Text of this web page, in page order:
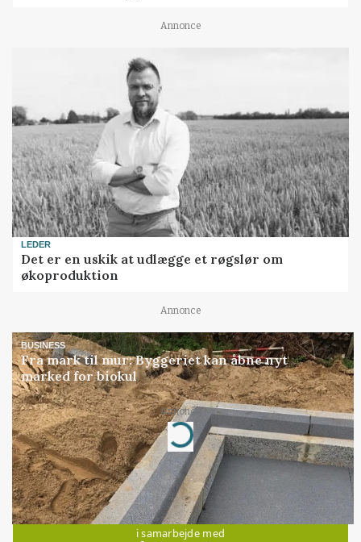
Annonce
LEDER
Det er en uskik at udlægge et røgslør om
økoproduktion
Annonce
BUSINESS
Fra mark til mur: Byggeriet kan åbne nyt
marked for biokul
Annonce
Loading...
Jobs
i samarbejde med